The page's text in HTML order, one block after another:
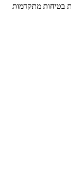
בטיחות מתקדמות